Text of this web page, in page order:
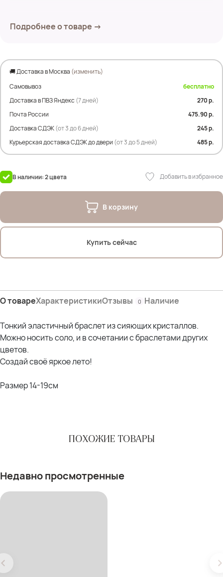
Подробнее о товаре →
🚚 Доставка в Москва (изменить)
Самовывоз
бесплатно
Доставка в ПВЗ Яндекс (7 дней)
270 р.
Почта России
475.90 р.
Доставка СДЭК(от 3 до 6 дней)
245 р.
Курьерская доставка СДЭК до двери (от 3 до 5 дней) 485 р.
В наличии: 2 цвета Добавить в избранное
В корзину
Купить сейчас
О товареХарактеристикиОтзывы 0 Наличие
Тонкий эластичный браслет из сияющих кристаллов.
Можно носить соло, и в сочетании с браслетами других
цветов.
Создай своё яркое лето!
Размер 14-19см
ПОХОЖИЕ ТОВАРЫ
Недавно просмотренные